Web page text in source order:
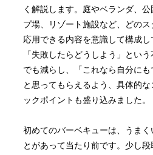
く解説します。庭やベランダ、公
プ場、リゾート施設など、どのス
応用できる内容を意識して構成し
「失敗したらどうしよう」とい
でも減らし、「これなら自分にも
と思ってもらえるよう、具体的な
ックポイントも盛り込みました。
初めてのバーベキューは、うまく
とがあって当たり前です。少し段